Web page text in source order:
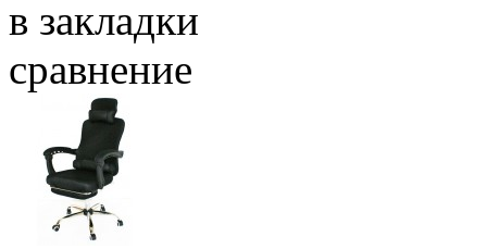
в закладки
сравнение